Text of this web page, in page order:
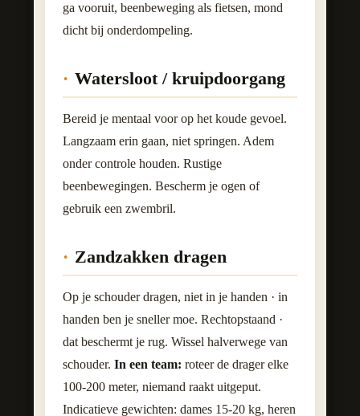
ga vooruit, beenbeweging als fietsen, mond
dicht bij onderdompeling.
Watersloot / kruipdoorgang
Bereid je mentaal voor op het koude gevoel.
Langzaam erin gaan, niet springen. Adem
onder controle houden. Rustige
beenbewegingen. Bescherm je ogen of
gebruik een zwembril.
Zandzakken dragen
Op je schouder dragen, niet in je handen · in
handen ben je sneller moe. Rechtopstaand ·
dat beschermt je rug. Wissel halverwege van
schouder. In een team: roteer de drager elke
100-200 meter, niemand raakt uitgeput.
Indicatieve gewichten: dames 15-20 kg, heren